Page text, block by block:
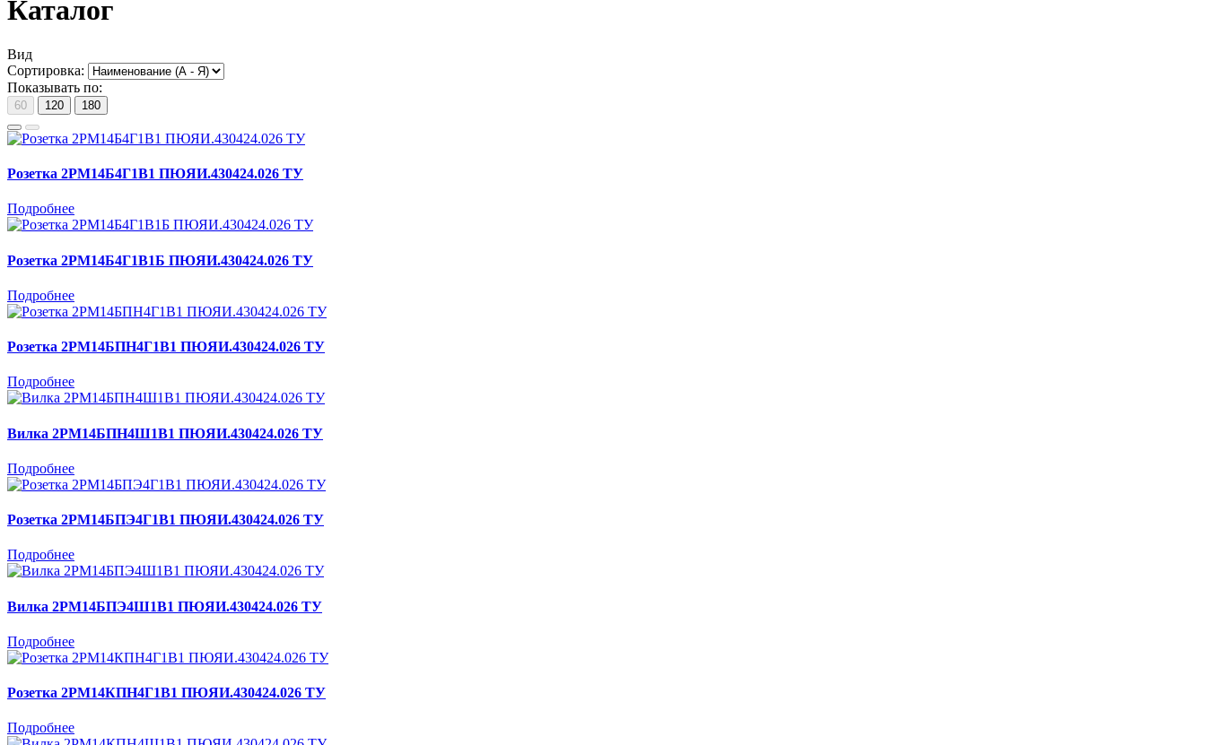
Каталог
Вид
Сортировка:
Показывать по:
60 120 180
Розетка 2РМ14Б4Г1В1 ПЮЯИ.430424.026 ТУ
Подробнее
Розетка 2РМ14Б4Г1В1Б ПЮЯИ.430424.026 ТУ
Подробнее
Розетка 2РМ14БПН4Г1В1 ПЮЯИ.430424.026 ТУ
Подробнее
Вилка 2РМ14БПН4Ш1В1 ПЮЯИ.430424.026 ТУ
Подробнее
Розетка 2РМ14БПЭ4Г1В1 ПЮЯИ.430424.026 ТУ
Подробнее
Вилка 2РМ14БПЭ4Ш1В1 ПЮЯИ.430424.026 ТУ
Подробнее
Розетка 2РМ14КПН4Г1В1 ПЮЯИ.430424.026 ТУ
Подробнее